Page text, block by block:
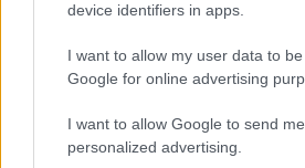
device identifiers in apps.
I want to allow my user data to
Google for online advertising
I want to allow Google to send me
personalized advertising.